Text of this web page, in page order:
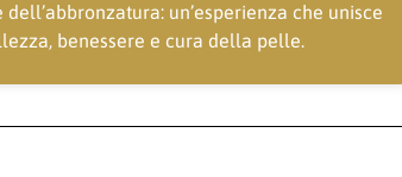
un’esperienza che unisce
benessere e cura della pelle.